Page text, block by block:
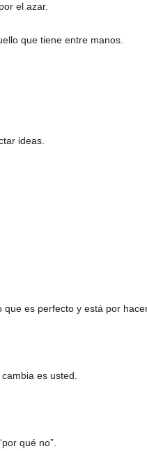
el azar.
que tiene entre manos.
ideas.
es perfecto y está por
es usted.
qué no”.